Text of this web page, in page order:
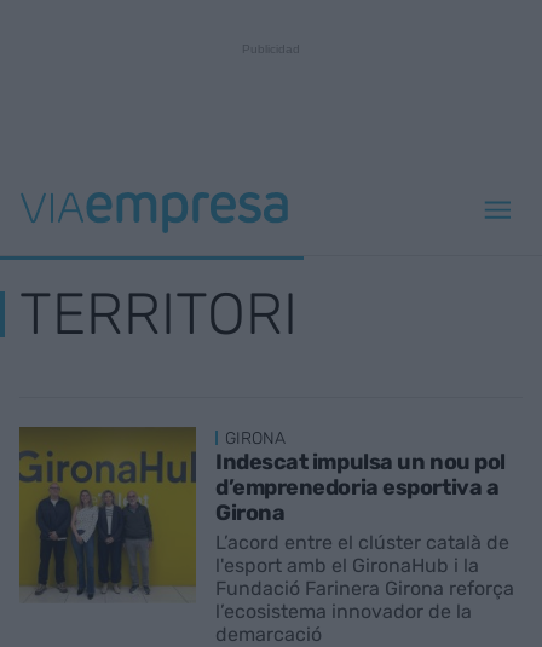
TERRITORI
GIRONA
Indescat impulsa un nou pol
d’emprenedoria esportiva a
Girona
L’acord entre el clúster català de
l'esport amb el GironaHub i la
Fundació Farinera Girona reforça
l’ecosistema innovador de la
demarcació